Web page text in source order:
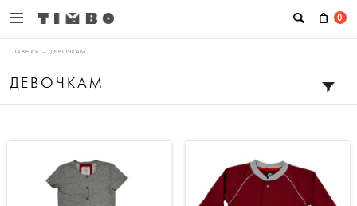
0
ГЛАВНАЯ → ДЕВОЧКАМ
ДЕВОЧКАМ